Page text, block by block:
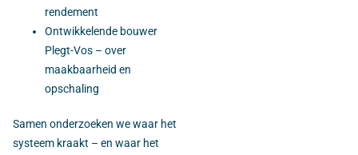
rendement
Ontwikkelende bouwer
Plegt-Vos – over
maakbaarheid en
opschaling
Samen onderzoeken we waar het
systeem kraakt – en waar het